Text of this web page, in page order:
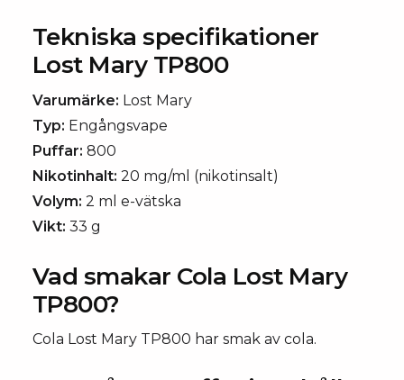
Tekniska specifikationer
Lost Mary TP800
Varumärke: Lost Mary
Typ: Engångsvape
Puffar: 800
Nikotinhalt: 20 mg/ml (nikotinsalt)
Volym: 2 ml e-vätska
Vikt: 33 g
Vad smakar Cola Lost Mary
TP800?
Cola Lost Mary TP800 har smak av cola.